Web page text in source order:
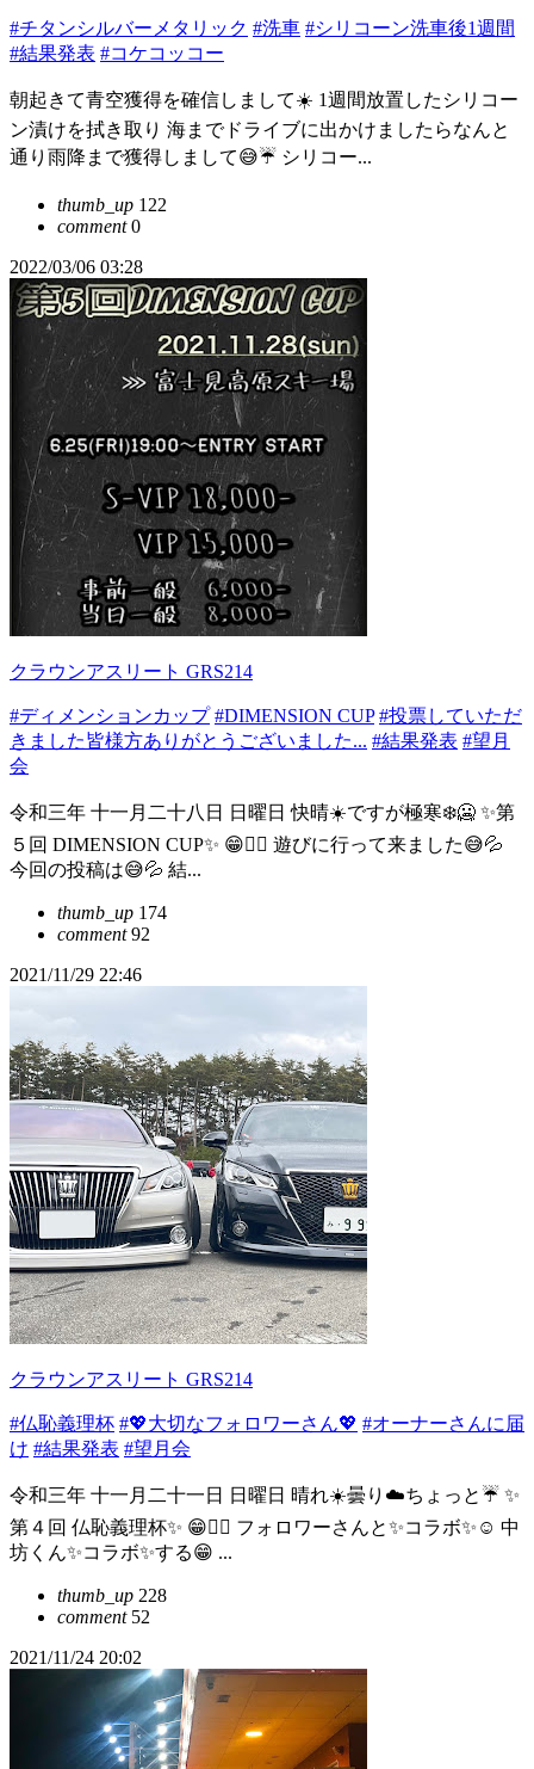
#チタンシルバーメタリック #洗車 #シリコーン洗車後1週間
#結果発表 #コケコッコー
朝起きて青空獲得を確信しまして☀️ 1週間放置したシリコー
ン漬けを拭き取り 海までドライブに出かけましたらなんと
通り雨降まで獲得しまして😅☔️ シリコー...
thumb_up 122
comment0
2022/03/06 03:28
クラウンアスリート GRS214
#ディメンションカップ #DIMENSION CUP #投票していただ
きました皆様方ありがとうございました... #結果発表 #望月
会
令和三年 十一月二十八日 日曜日 快晴☀️ですが極寒❄️🥶 ✨第
５回 DIMENSION CUP✨ 😁👍🏻 遊びに行って来ました😅💦
今回の投稿は😅💦 結...
thumb_up 174
comment92
2021/11/29 22:46
クラウンアスリート GRS214
#仏恥義理杯 #💖大切なフォロワーさん💖 #オーナーさんに届
け #結果発表 #望月会
令和三年 十一月二十一日 日曜日 晴れ☀️曇り☁️ちょっと☔️ ✨
第４回 仏恥義理杯✨ 😁👍🏻 フォロワーさんと✨コラボ✨☺️ 中
坊くん✨コラボ✨する😁 ...
thumb_up 228
comment52
2021/11/24 20:02